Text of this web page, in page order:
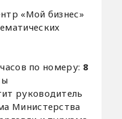
«Мой бизнес»
по номеру: 8
руководитель
Министерства